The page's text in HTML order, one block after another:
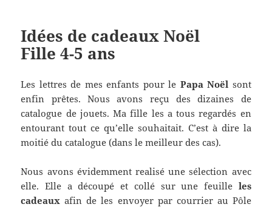
Idées de cadeaux Noël
Fille 4-5 ans
Les lettres de mes enfants pour le Papa Noël sont
enfin prêtes. Nous avons reçu des dizaines de
catalogue de jouets. Ma fille les a tous regardés en
entourant tout ce qu’elle souhaitait. C’est à dire la
moitié du catalogue (dans le meilleur des cas).
Nous avons évidemment realisé une sélection avec
elle. Elle a découpé et collé sur une feuille les
cadeaux afin de les envoyer par courrier au Pôle